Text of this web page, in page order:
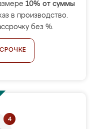
10% от суммы
в производство.
без %.